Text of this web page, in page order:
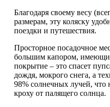
Благодаря своему весу
размерам, эту коляску
поездки и путешествия.
Просторное посадочное
большим капором,
покрытие – это спасет
дождя, мокрого снега, а
98% солнечных лучей,
кроху от палящего солнца.